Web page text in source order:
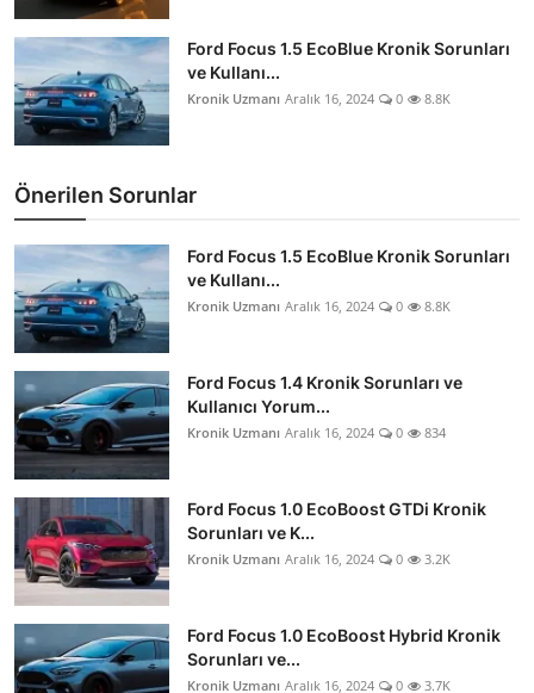
Ford Focus 1.5 EcoBlue Kronik Sorunları
ve Kullanı...
Kronik Uzmanı Aralık 16, 2024 0 8.8K
Önerilen Sorunlar
Ford Focus 1.5 EcoBlue Kronik Sorunları
ve Kullanı...
Kronik Uzmanı Aralık 16, 2024 0 8.8K
Ford Focus 1.4 Kronik Sorunları ve
Kullanıcı Yorum...
Kronik Uzmanı Aralık 16, 2024 0 834
Ford Focus 1.0 EcoBoost GTDi Kronik
Sorunları ve K...
Kronik Uzmanı Aralık 16, 2024 0 3.2K
Ford Focus 1.0 EcoBoost Hybrid Kronik
Sorunları ve...
Kronik Uzmanı Aralık 16, 2024 0 3.7K